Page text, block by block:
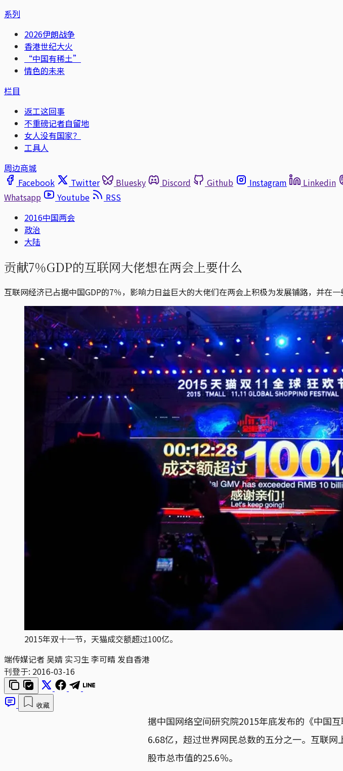
系列
2026伊朗战争
香港世纪大火
“中国有稀土”
情色的未来
栏目
返工这回事
不重磅记者自留地
女人没有国家？
工具人
周边商城
Facebook
Twitter Bluesky Discord Github Instagram Linkedin
Whatsapp
Youtube
RSS
2016中国两会
政治
大陆
贡献7％GDP的互联网大佬想在两会上要什么
互联网经济已占据中国GDP的7％，影响力日益巨大的大佬们在两会上积极为发展铺路，并在一
2015年双十一节，天猫成交额超过100亿。
端传媒记者 吴婧 实习生 李可晴 发自香港
刊登于: 2016-03-16
收藏
据中国网络空间研究院2015年底发布的《中国
6.68亿，超过世界网民总数的五分之一。互联
股市总市值的25.6％。